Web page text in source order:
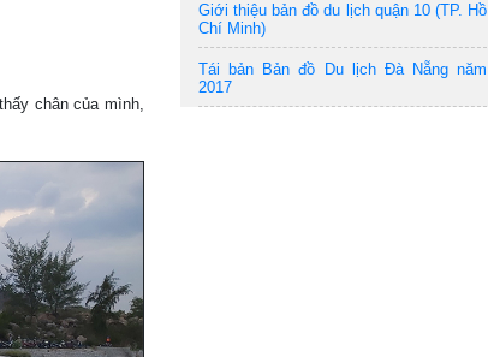
chân của mình,
Giới thiệu bản đồ du lịch quận 10 (TP. Hồ
Chí Minh)
Tái bản Bản đồ Du lịch Đà Nẵng năm
2017